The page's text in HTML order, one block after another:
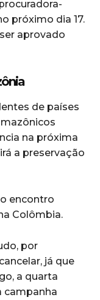
próximo dia 17.
aprovado
de países
na próxima
a preservação
encontro
Colômbia.
por
já que
a quarta
campanha